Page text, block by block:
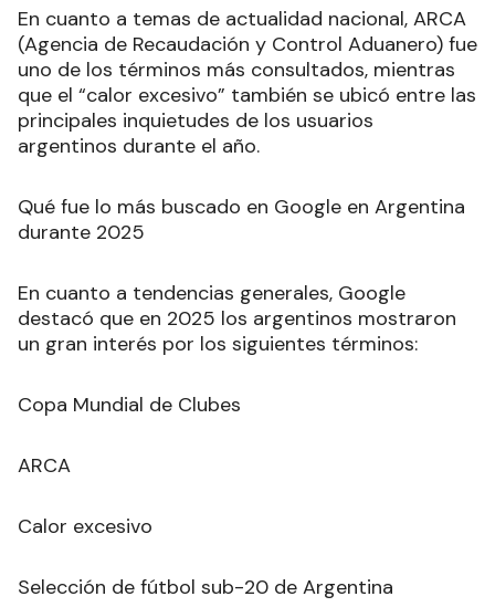
En cuanto a temas de actualidad nacional, ARCA
(Agencia de Recaudación y Control Aduanero) fue
uno de los términos más consultados, mientras
que el “calor excesivo” también se ubicó entre las
principales inquietudes de los usuarios
argentinos durante el año.
Qué fue lo más buscado en Google en Argentina
durante 2025
En cuanto a tendencias generales, Google
destacó que en 2025 los argentinos mostraron
un gran interés por los siguientes términos:
Copa Mundial de Clubes
ARCA
Calor excesivo
Selección de fútbol sub-20 de Argentina